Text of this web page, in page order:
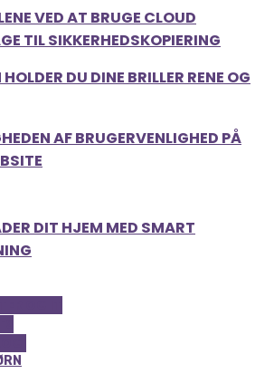
VED AT BRUGE CLOUD
TIL SIKKERHEDSKOPIERING
DU DINE BRILLER RENE OG
AF BRUGERVENLIGHED PÅ
DIT HJEM MED SMART